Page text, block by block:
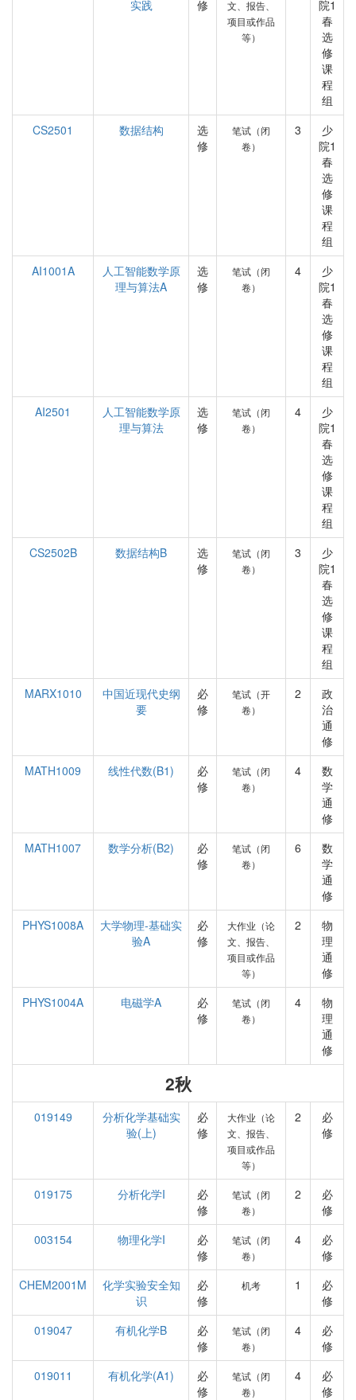
实践 修
文、报告、
项目或作品
等）
院1
春
选
修
课
程
组
CS2501
数据结构
选
修
笔试（闭
卷）
3
少
院1
春
选
修
课
程
组
AI1001A
人工智能数学原
理与算法A
选
修
笔试（闭
卷）
4
少
院1
春
选
修
课
程
组
AI2501
人工智能数学原
理与算法
选
修
笔试（闭
卷）
4
少
院1
春
选
修
课
程
组
CS2502B
数据结构B
选
修
笔试（闭
卷）
3
少
院1
春
选
修
课
程
组
MARX1010
中国近现代史纲
要
必
修
笔试（开
卷）
2
政
治
通
修
MATH1009
线性代数(B1)
必
修
笔试（闭
卷）
4
数
学
通
修
MATH1007
数学分析(B2)
必
修
笔试（闭
卷）
6
数
学
通
修
PHYS1008A
大学物理-基础实
验A
必
修
大作业（论
文、报告、
项目或作品
等）
2
物
理
通
修
PHYS1004A
电磁学A
必
修
笔试（闭
卷）
4
物
理
通
修
2秋
019149
分析化学基础实
验(上)
必
修
大作业（论
文、报告、
项目或作品
等）
2
必
修
019175 分析化学I
必
修
笔试（闭
卷）
2
必
修
003154
物理化学I
必
修
笔试（闭
卷）
4
必
修
CHEM2001M
化学实验安全知
识
必
修
机考 1
必
修
019047
有机化学B
必
修
笔试（闭
卷）
4
必
修
019011
有机化学(A1)
必
修
笔试（闭
卷）
4
必
修